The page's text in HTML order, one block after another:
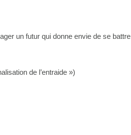
un futur qui donne envie de se
de l’entraide »)